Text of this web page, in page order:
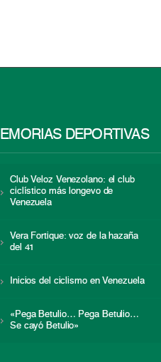
DEPORTIVAS
Club Veloz Venezolano: el club
ciclístico más longevo de
Venezuela
Vera Fortique: voz de la hazaña
del 41
Inicios del ciclismo en Venezuela
«Pega Betulio… Pega Betulio…
Se cayó Betulio»